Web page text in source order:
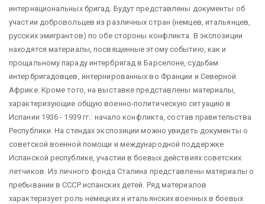
интернациональных бригад. Будут представлены документы об
участии добровольцев из различных стран (немцев, итальянцев,
русских эмигрантов) по обе стороны конфликта. В экспозиции
находятся материалы, посвященные этому событию, как и
прощальному параду интербригад в Барселоне, судьбам
интербригадовцев, интернированных во Франции и Северной
Африке. Кроме того, на выставке представлены материалы,
характеризующие общую военно-политическую ситуацию в
Испании 1936 - 1939 гг.: начало конфликта, состав правительства
Республики. На стендах экспозиции можно увидеть документы о
советской военной помощи и международной поддержке
Испанской республике, участии в боевых действиях советских
летчиков. Из личного фонда Сталина представлены материалы о
пребывании в СССР испанских детей. Ряд материалов
характеризует роль немецких и итальянских военных в боевых